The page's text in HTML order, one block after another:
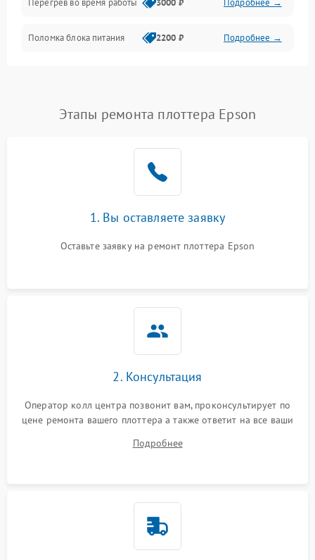
Корпус/Герметичность
Интерфейсы
Перегрев во время работы 3000 ₽ Подробнее →
Поломка блока питания 2200 ₽ Подробнее →
Этапы ремонта плоттера Epson
1. Вы оставляете заявку
Оставьте заявку на ремонт плоттера Epson
2. Консультация
Оператор колл центра позвонит вам, проконсультирует по
цене ремонта вашего плоттера а также ответит на все ваши
Подробнее